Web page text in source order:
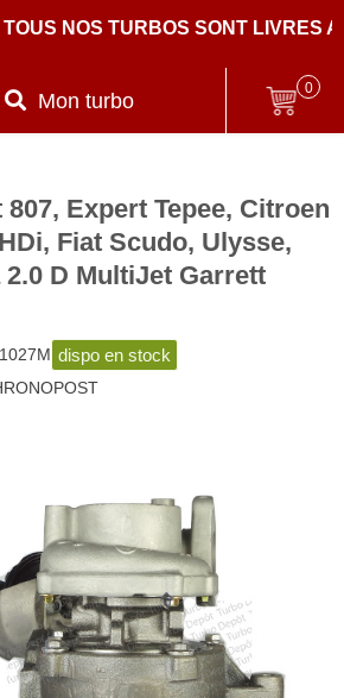
NOS TURBOS SONT LIVRES
Mon turbo
0
Expert Tepee, Citroen
Fiat Scudo, Ulysse,
D MultiJet Garrett
dispo en stock